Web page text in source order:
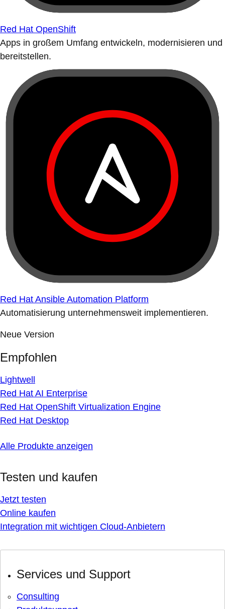
Red Hat OpenShift
Apps in großem Umfang entwickeln, modernisieren und
bereitstellen.
Red Hat Ansible Automation Platform
Automatisierung unternehmensweit implementieren.
Neue Version
Empfohlen
Lightwell
Red Hat AI Enterprise
Red Hat OpenShift Virtualization Engine
Red Hat Desktop
Alle Produkte anzeigen
Testen und kaufen
Jetzt testen
Online kaufen
Integration mit wichtigen Cloud-Anbietern
Services und Support
Consulting